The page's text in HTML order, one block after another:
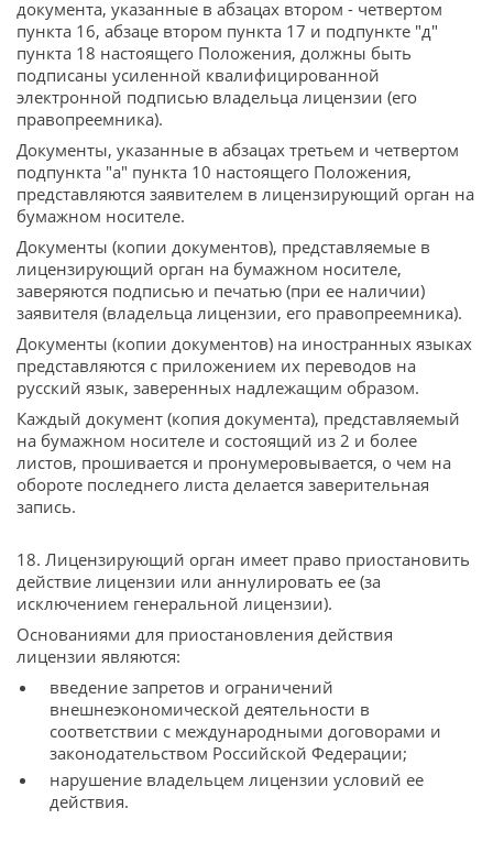
документа, указанные в абзацах втором - четвертом
пункта 16, абзаце втором пункта 17 и подпункте "д"
пункта 18 настоящего Положения, должны быть
подписаны усиленной квалифицированной
электронной подписью владельца лицензии (его
правопреемника).
Документы, указанные в абзацах третьем и четвертом
подпункта "а" пункта 10 настоящего Положения,
представляются заявителем в лицензирующий орган на
бумажном носителе.
Документы (копии документов), представляемые в
лицензирующий орган на бумажном носителе,
заверяются подписью и печатью (при ее наличии)
заявителя (владельца лицензии, его правопреемника).
Документы (копии документов) на иностранных языках
представляются с приложением их переводов на
русский язык, заверенных надлежащим образом.
Каждый документ (копия документа), представляемый
на бумажном носителе и состоящий из 2 и более
листов, прошивается и пронумеровывается, о чем на
обороте последнего листа делается заверительная
запись.
18. Лицензирующий орган имеет право приостановить
действие лицензии или аннулировать ее (за
исключением генеральной лицензии).
Основаниями для приостановления действия
лицензии являются:
введение запретов и ограничений
внешнеэкономической деятельности в
соответствии с международными договорами и
законодательством Российской Федерации;
нарушение владельцем лицензии условий ее
действия.